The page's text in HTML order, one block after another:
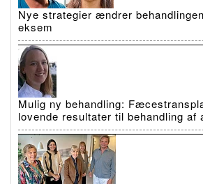
Nye strategier ændrer
eksem
Mulig ny behandling:
lovende resultater til behandling af